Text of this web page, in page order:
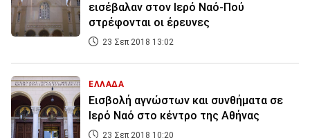
εισέβαλαν στον Ιερό Ναό-Πού
στρέφονται οι έρευνες
23 Σεπ 2018 13:02
ΕΛΛΑΔΑ
Εισβολή αγνώστων και συνθήματα σε
Ιερό Ναό στο κέντρο της Αθήνας
23 Σεπ 2018 10:20